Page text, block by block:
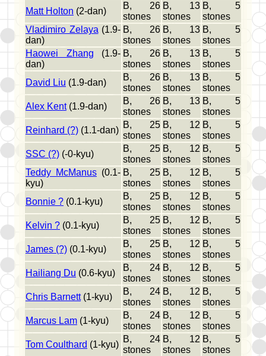
Matt Holton (2-dan)
B, 26
stones
B, 13
stones
B, 5
stones
Vladimiro Zelaya(1.9-
dan)
B, 26
stones
B, 13
stones
B, 5
stones
Haowei Zhang (1.9-
dan)
B, 26
stones
B, 13
stones
B, 5
stones
David Liu (1.9-dan)
B, 26
stones
B, 13
stones
B, 5
stones
Alex Kent(1.9-dan)
B, 26
stones
B, 13
stones
B, 5
stones
Reinhard (?) (1.1-dan)
B, 25
stones
B, 12
stones
B, 5
stones
SSC (?) (-0-kyu)
B, 25
stones
B, 12
stones
B, 5
stones
Teddy McManus (0.1-
kyu)
B, 25
stones
B, 12
stones
B, 5
stones
Bonnie ? (0.1-kyu)
B, 25
stones
B, 12
stones
B, 5
stones
Kelvin ? (0.1-kyu)
B, 25
stones
B, 12
stones
B, 5
stones
James (?) (0.1-kyu)
B, 25
stones
B, 12
stones
B, 5
stones
Hailiang Du (0.6-kyu)
B, 24
stones
B, 12
stones
B, 5
stones
Chris Barnett(1-kyu)
B, 24
stones
B, 12
stones
B, 5
stones
Marcus Lam (1-kyu)
B, 24
stones
B, 12
stones
B, 5
stones
Tom Coulthard (1-kyu)
B, 24
stones
B, 12
stones
B, 5
stones